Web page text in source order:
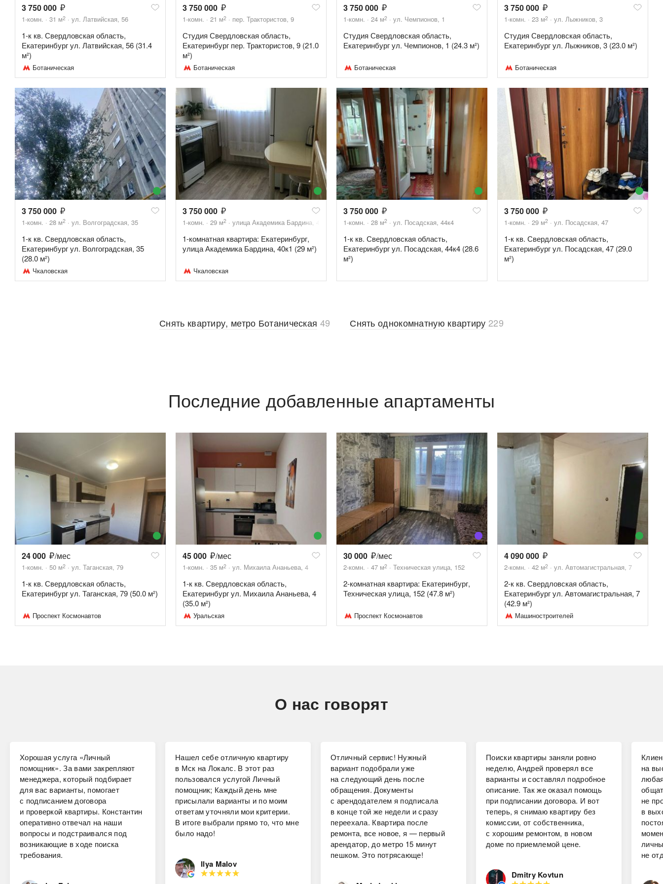
3 750 000
1-комн. 31 м2 ул. Латвийская, 56
1-к кв. Свердловская область,
Екатеринбург ул. Латвийская, 56 (31.4
м²)
Ботаническая
3 750 000
1-комн. 21 м2 пер. Трактористов, 9
Студия Свердловская область,
Екатеринбург пер. Трактористов, 9 (21.0
м²)
Ботаническая
3 750 000
1-комн. 24 м2 ул. Чемпионов, 1
Студия Свердловская область,
Екатеринбург ул. Чемпионов, 1 (24.3 м²)
Ботаническая
3 750 000
1-комн. 23 м2 ул. Лыжников, 3
Студия Свердловская область,
Екатеринбург ул. Лыжников, 3 (23.0 м²)
Ботаническая
3 750 000
1-комн. 28 м2 ул. Волгоградская, 35
1-к кв. Свердловская область,
Екатеринбург ул. Волгоградская, 35
(28.0 м²)
Чкаловская
3 750 000
1-комн. 29 м2 улица Академика Бардина, 40к1
1-комнатная квартира: Екатеринбург,
улица Академика Бардина, 40к1 (29 м²)
Чкаловская
3 750 000
1-комн. 28 м2 ул. Посадская, 44к4
1-к кв. Свердловская область,
Екатеринбург ул. Посадская, 44к4 (28.6
м²)
3 750 000
1-комн. 29 м2 ул. Посадская, 47
1-к кв. Свердловская область,
Екатеринбург ул. Посадская, 47 (29.0
м²)
Снять квартиру, метро Ботаническая 49 Снять однокомнатную квартиру 229
Последние добавленные апартаменты
24 000 /мес
1-комн. 50 м2 ул. Таганская, 79
1-к кв. Свердловская область,
Екатеринбург ул. Таганская, 79 (50.0 м²)
Проспект Космонавтов
45 000 /мес
1-комн. 35 м2 ул. Михаила Ананьева, 4
1-к кв. Свердловская область,
Екатеринбург ул. Михаила Ананьева, 4
(35.0 м²)
Уральская
30 000 /мес
2-комн. 47 м2 Техническая улица, 152
2-комнатная квартира: Екатеринбург,
Техническая улица, 152 (47.8 м²)
Проспект Космонавтов
4 090 000
2-комн. 42 м2 ул. Автомагистральная, 7
2-к кв. Свердловская область,
Екатеринбург ул. Автомагистральная, 7
(42.9 м²)
Машиностроителей
О нас говорят
Хорошая услуга «Личный
помощник». За вами закрепляют
менеджера, который подбирает
для вас варианты, помогает
с подписанием договора
и проверкой квартиры. Константин
оперативно отвечал на наши
вопросы и подстраивался под
возникающие в ходе поиска
требования.
Нашел себе отличную квартиру
в Мск на Локалс. В этот раз
пользовался услугой Личный
помощник; Каждый день мне
присылали варианты и по моим
ответам уточняли мои критерии.
В итоге выбрали прямо то, что мне
было надо!
Ilya Malov
Отличный сервис! Нужный
вариант подобрали уже
на следующий день после
обращения. Документы
с арендодателем я подписала
в конце той же недели и сразу
переехала. Квартира после
ремонта, все новое, я — первый
арендатор, до метро 15 минут
пешком. Это потрясающе!
Поиски квартиры заняли ровно
неделю, Андрей проверял все
варианты и составлял подробное
описание. Так же оказал помощь
при подписании договора. И вот
теперь, я снимаю квартиру без
комиссии, от собственника,
с хорошим ремонтом, в новом
доме по приемлемой цене.
Dmitry Kovtun
на
не
в
не